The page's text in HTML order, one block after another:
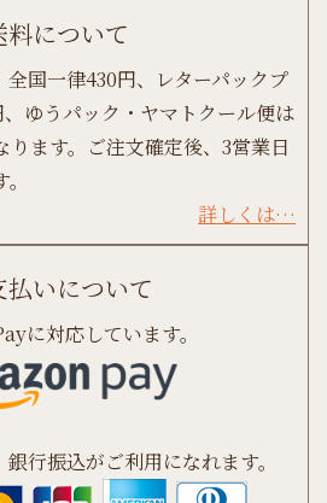
料について
全国一律430円、レターパックプ
ゆうパック・ヤマトクール便は
ります。ご注文確定後、3営業日
詳しくは…
払いについて
に対応しています。
行振込がご利用になれます。